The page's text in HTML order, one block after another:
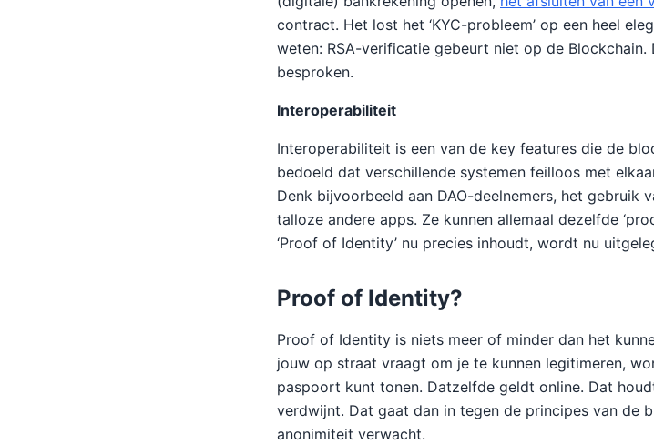
contract. Het lost het ‘KYC-probleem’ op een heel
weten: RSA-verificatie gebeurt niet op de
besproken.
Interoperabiliteit
Interoperabiliteit is een van de key features die de
bedoeld dat verschillende systemen feilloos met
Denk bijvoorbeeld aan DAO-deelnemers, het gebruik
talloze andere apps. Ze kunnen allemaal dezelfde
‘Proof of Identity’ nu precies inhoudt, wordt nu
Proof of Identity?
Proof of Identity is niets meer of minder dan het
jouw op straat vraagt om je te kunnen legitimeren,
paspoort kunt tonen. Datzelfde geldt online. Dat
verdwijnt. Dat gaat dan in tegen de principes van de
anonimiteit verwacht.